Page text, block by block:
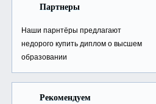
Партнеры
Наши парнтёры предлагают
недорогокупить диплом о высшем
образовании
Рекомендуем